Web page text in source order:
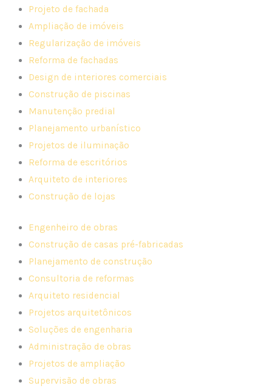
Projeto de fachada
Ampliação de imóveis
Regularização de imóveis
Reforma de fachadas
Design de interiores comerciais
Construção de piscinas
Manutenção predial
Planejamento urbanístico
Projetos de iluminação
Reforma de escritórios
Arquiteto de interiores
Construção de lojas
Engenheiro de obras
Construção de casas pré-fabricadas
Planejamento de construção
Consultoria de reformas
Arquiteto residencial
Projetos arquitetônicos
Soluções de engenharia
Administração de obras
Projetos de ampliação
Supervisão de obras